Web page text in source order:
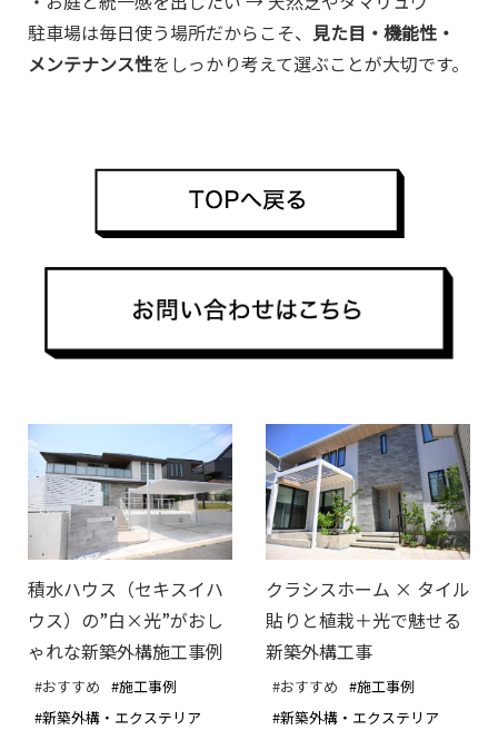
駐車場は毎日使う場所だからこそ、 見た目・機能性・
メンテナンス性をしっかり考えて選ぶことが大切です。
積水ハウス（セキスイハ
ウス）の”白×光”がおし
ゃれな新築外構施工事例
#おすすめ #施工事例
#新築外構・エクステリア
クラシスホーム × タイル
貼りと植栽＋光で魅せる
新築外構工事
#おすすめ #施工事例
#新築外構・エクステリア